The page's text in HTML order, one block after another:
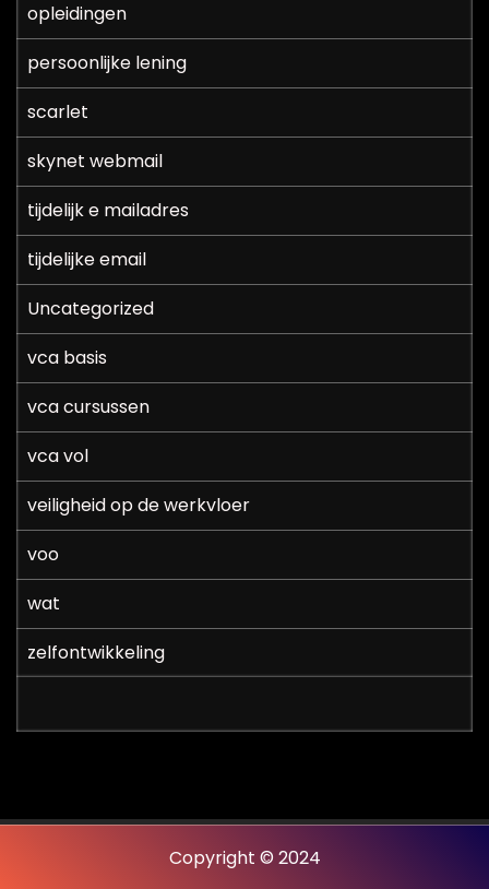
opleidingen
persoonlijke lening
scarlet
skynet webmail
tijdelijk e mailadres
tijdelijke email
Uncategorized
vca basis
vca cursussen
vca vol
veiligheid op de werkvloer
voo
wat
zelfontwikkeling
Copyright © 2024